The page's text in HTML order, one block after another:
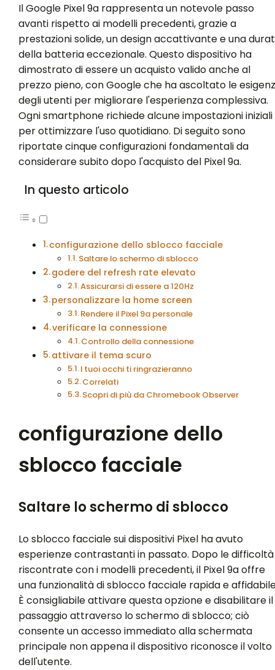
Il Google Pixel 9a rappresenta un notevole passo
avanti rispetto ai modelli precedenti, grazie a
prestazioni solide, un design accattivante e una
della batteria eccezionale. Questo dispositivo ha
dimostrato di essere un acquisto valido anche al
prezzo pieno, con Google che ha ascoltato le
degli utenti per migliorare l'esperienza complessiva.
Ogni smartphone richiede alcune impostazioni iniziali
per ottimizzare l'uso quotidiano. Di seguito sono
riportate cinque configurazioni fondamentali da
considerare subito dopo l'acquisto del Pixel 9a.
In questo articolo
configurazione dello sblocco facciale
Saltare lo schermo di sblocco
godere del refresh rate elevato
Assicurarsi di essere a 120Hz
personalizzare la home screen
Rendere il Pixel 9a personale
verificare la connessione
Controllo della connessione
attivare il tema scuro
I tuoi occhi ti ringrazieranno
Correlati
Scopri di più da Chromebook Observer
configurazione dello
sblocco facciale
Saltare lo schermo di sblocco
Lo sblocco facciale sui dispositivi Pixel ha avuto
esperienze contrastanti in passato. Dopo le difficoltà
riscontrate con i modelli precedenti, il Pixel 9a offre
una funzionalità di sblocco facciale rapida e
È consigliabile attivare questa opzione e disabilitare il
passaggio attraverso lo schermo di sblocco; ciò
consente un accesso immediato alla schermata
principale non appena il dispositivo riconosce il volto
dell'utente.